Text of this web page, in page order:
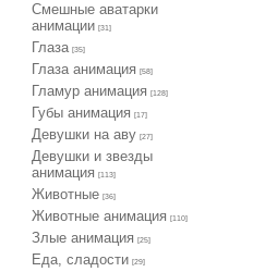
Cмешные аватарки
анимации
[31]
Глаза [35]
Глаза анимация [58]
Гламур анимация [128]
Губы анимация [17]
Девушки на аву [27]
Девушки и звезды
анимация
[113]
Животные [36]
Животные анимация [110]
Злые анимация [25]
Еда, сладости [29]